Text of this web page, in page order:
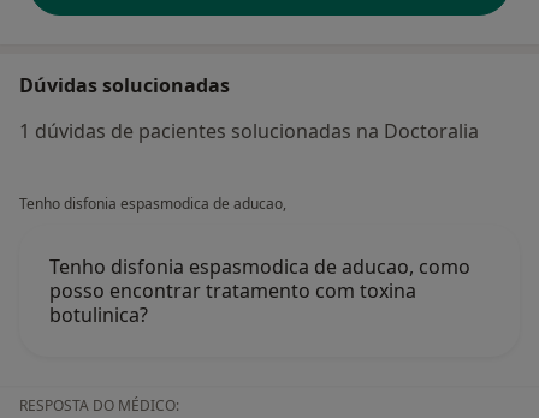
Dúvidas solucionadas
1 dúvidas de pacientes solucionadas na Doctoralia
Tenho disfonia espasmodica de aducao,
Tenho disfonia espasmodica de aducao, como
posso encontrar tratamento com toxina
botulinica?
RESPOSTA DO MÉDICO: